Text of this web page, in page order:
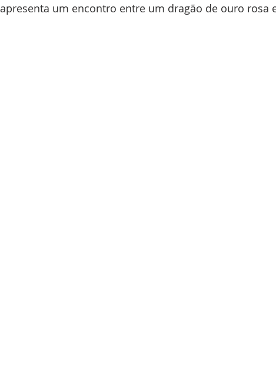
apresenta um encontro entre um dragão de ouro rosa